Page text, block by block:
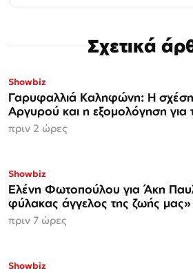
Σχετικά
Showbiz
Γαρυφαλλιά Καληφώνη: Η σχέση
Αργυρού και η εξομολόγηση για
πριν 2 ώρες
Showbiz
Ελένη Φωτοπούλου για Άκη
φύλακας άγγελος της ζωής μας»
πριν 7 ώρες
Showbiz